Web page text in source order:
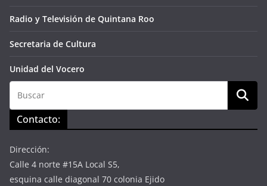
Radio y Televisión de Quintana Roo
Secretaria de Cultura
Unidad del Vocero
Contacto:
Dirección:
Calle 4 norte #15A Local S5,
esquina calle diagonal 70 colonia Ejido